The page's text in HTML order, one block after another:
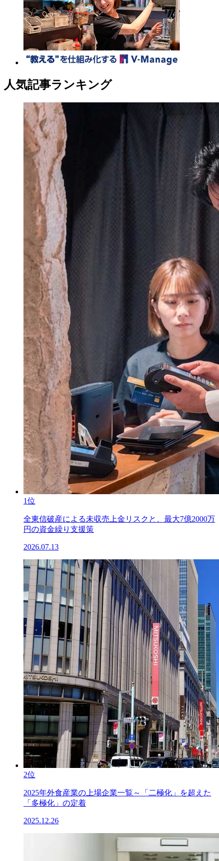
人気記事ランキング
1位
全東信破産による未収売上金リスクと、最大7億2000万
円の資金繰り支援策
2026.07.13
2位
2025年外食産業の上場企業一覧～「二極化」を超えた
「多極化」の定着
2025.12.26